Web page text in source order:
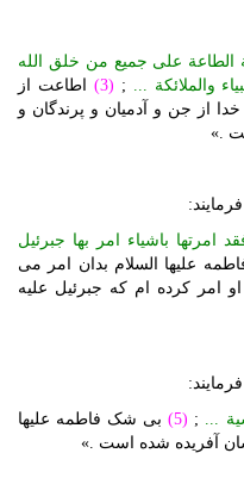
الطاعة علی جمیع من خلق الله
والملائکة ...
;
(3)
اطاعت از
خدا از جن و آدمیان و پرندگان و
.»
امرتها باشیاء امر بها جبرئیل
علیها السلام بدان امر می
امر کرده ام که جبرئیل علیه
...
;
(5)
بی شک فاطمه علیها
آفریده شده است .»